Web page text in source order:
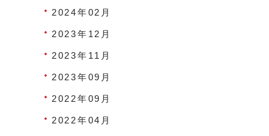
2024年02月
2023年12月
2023年11月
2023年09月
2022年09月
2022年04月